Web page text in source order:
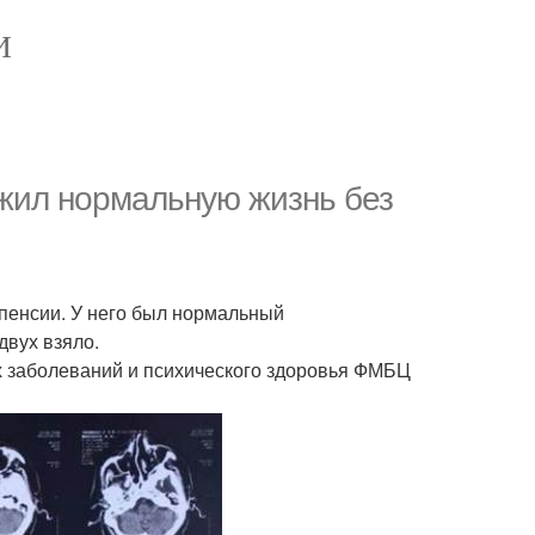
нормальную жизнь без
У него был нормальный
взяло.
и психического здоровья ФМБЦ